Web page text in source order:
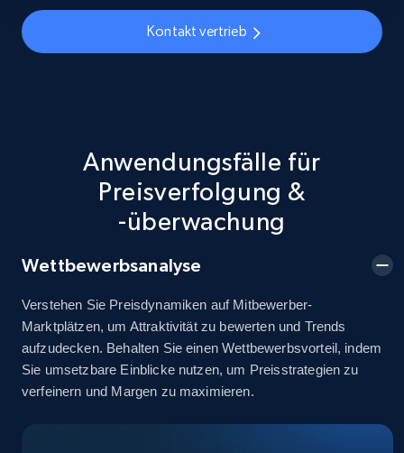
2.5K+ 378+ Jetzt anfangen
eBay
Seller reviews, Breadcrumbs, Root category, and
more.
2.5K+ 359+ Jetzt anfangen
Kontakt vertrieb
Anwendungsfälle für
Preisverfolgung &
-überwachung
Wettbewerbsanalyse
Verstehen Sie Preisdynamiken auf Mitbewerber-
Marktplätzen, um Attraktivität zu bewerten und Trends
aufzudecken. Behalten Sie einen Wettbewerbsvorteil, indem
Sie umsetzbare Einblicke nutzen, um Preisstrategien zu
verfeinern und Margen zu maximieren.